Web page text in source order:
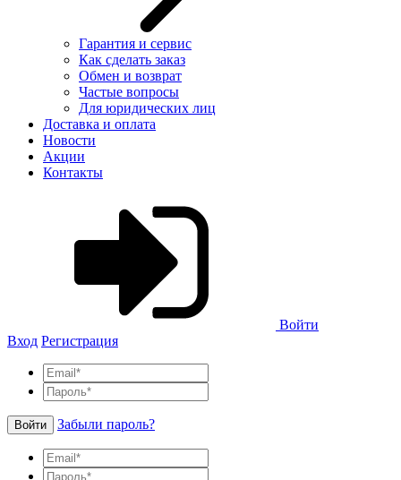
Гарантия и сервис
Как сделать заказ
Обмен и возврат
Частые вопросы
Для юридических лиц
Доставка и оплата
Новости
Акции
Контакты
Войти
Вход Регистрация
Войти Забыли пароль?